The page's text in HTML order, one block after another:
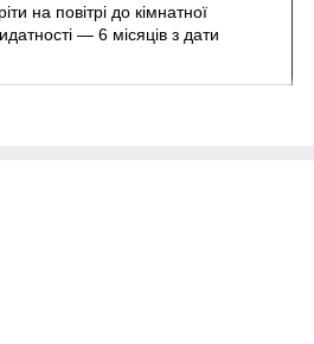
на повітрі до кімнатної
— 6 місяців з дати